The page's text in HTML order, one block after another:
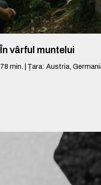
În vârful muntelui
78 min. | Țara: Austria,